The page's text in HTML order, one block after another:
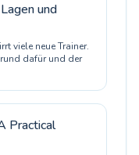
und
viele neue Trainer.
dafür und der
Practical